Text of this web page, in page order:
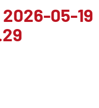
2026-05-19